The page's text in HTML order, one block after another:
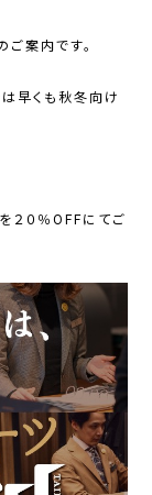
案内です。
早くも秋冬向け
２０％OFFにてご